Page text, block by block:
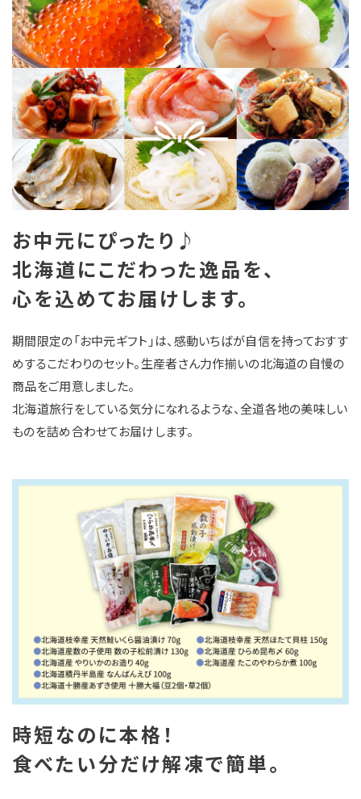
お中元にぴったり♪
北海道にこだわった逸品を、
心を込めてお届けします。
期間限定の「お中元ギフト」は、感動いちばが自信を持っておすす
めするこだわりのセット。生産者さん力作揃いの北海道の自慢の
商品をご用意しました。
北海道旅行をしている気分になれるような、全道各地の美味しい
ものを詰め合わせてお届けします。
時短なのに本格！
食べたい分だけ解凍で簡単。